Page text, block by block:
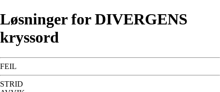
Løsninger for DIVERGENS
kryssord
FEIL
STRID